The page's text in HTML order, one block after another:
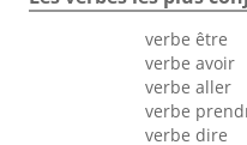
verbe être
verbe avoir
verbe aller
verbe
verbe dire